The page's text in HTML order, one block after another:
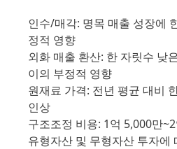
인수/매각: 명목 매출 성장에
정적 영향
외화 매출 환산: 한 자릿수 낮
이의 부정적 영향
원재료 가격: 전년 평균 대비
인상
구조조정 비용: 1억 5,000만
유형자산 및 무형자산 투자에